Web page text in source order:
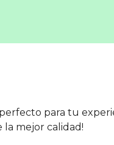
para tu
la mejor calidad!